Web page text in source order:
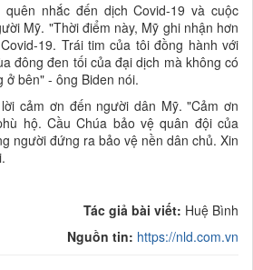
nhắc đến dịch Covid-19 và cuộc
Mỹ. "Thời điểm này, Mỹ ghi nhận hơn
19. Trái tim của tôi đồng hành với
đông đen tối của đại dịch mà không có
bên" - ông Biden nói.
cảm ơn đến người dân Mỹ. "Cảm ơn
hộ. Cầu Chúa bảo vệ quân đội của
người đứng ra bảo vệ nền dân chủ. Xin
Tác giả bài viết: Huệ Bình
Nguồn tin: https://nld.com.vn